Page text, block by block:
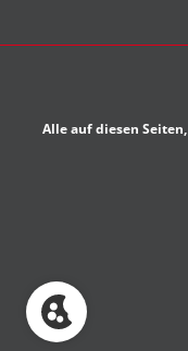
Alle auf diesen